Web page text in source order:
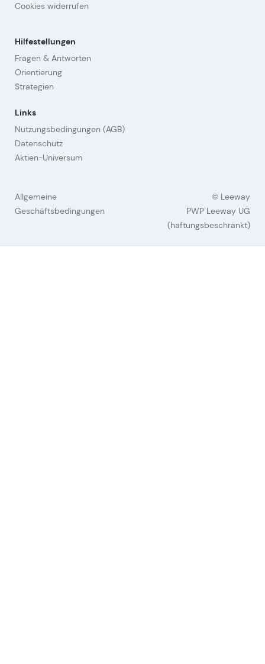
Cookies widerrufen
Hilfestellungen
Fragen & Antworten
Orientierung
Strategien
Links
Nutzungsbedingungen (AGB)
Datenschutz
Aktien-Universum
Allgemeine
Geschäftsbedingungen
© Leeway
PWP Leeway UG
(haftungsbeschränkt)